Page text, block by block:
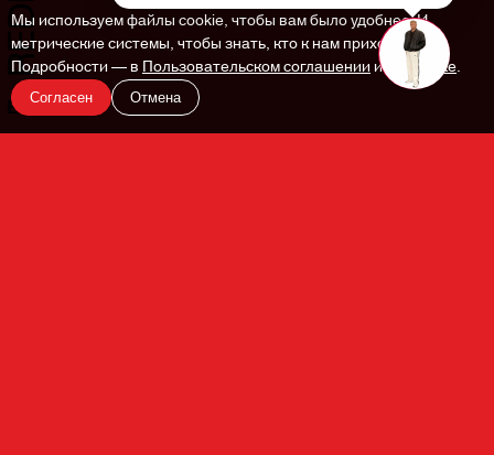
En
Мы используем файлы cookie, чтобы вам было удобнее. И
метрические системы, чтобы знать, кто к нам приходит.
Подробности — вПользовательском соглашениии Политике.
Согласен Отмена